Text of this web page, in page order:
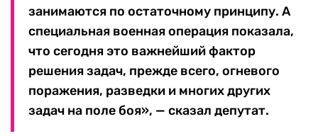
занимаются по остаточному принципу. А
специальная военная операция показала,
что сегодня это важнейший фактор
решения задач, прежде всего, огневого
поражения, разведки и многих других
задач на поле боя», — сказал депутат.